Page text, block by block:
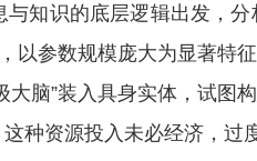
知识的底层逻辑出发，
以参数规模庞大为显著
脑”装入具身实体，试
种资源投入未必经济，过